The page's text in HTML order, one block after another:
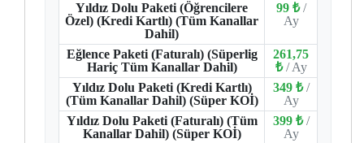
Yıldız Dolu Paketi (Öğrencilere
Özel) (Kredi Kartlı) (Tüm Kanallar
Dahil)
99 ₺ /
Ay
Eğlence Paketi (Faturalı) (Süperlig
Hariç Tüm Kanallar Dahil)
261,75
₺ / Ay
Yıldız Dolu Paketi (Kredi Kartlı)
(Tüm Kanallar Dahil) (Süper KOİ)
349 ₺ /
Ay
Yıldız Dolu Paketi (Faturalı) (Tüm
Kanallar Dahil) (Süper KOİ)
399 ₺ /
Ay